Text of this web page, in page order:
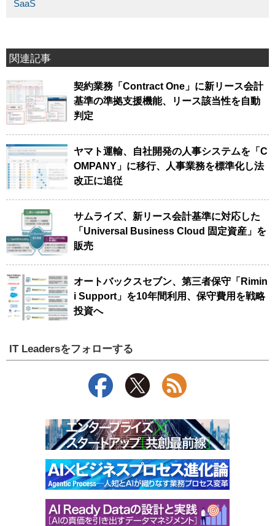
SaaS
関連記事
契約業務「Contract One」に新リース会計
基準の準拠支援機能、リース該当性を自動
判定
ヤマト運輸、自社開発の人事システムを「C
OMPANY」に移行、人事業務を標準化し法
改正に追従
サムライズ、新リース会計基準に対応した
「Universal Business Cloud 固定資産」を
販売
オートバックスセブン、第三者保守「Rimin
i Support」を10年間利用、保守費用を戦略
投資へ
IT Leadersをフォローする